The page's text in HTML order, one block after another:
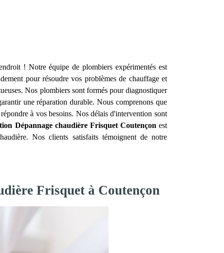
! Notre équipe de plombiers expérimentés est
pour résoudre vos problèmes de chauffage et
Nos plombiers sont formés pour diagnostiquer
une réparation durable. Nous comprenons que
à vos besoins. Nos délais d'intervention sont
Dépannage chaudière Frisquet Coutençon est
Nos clients satisfaits témoignent de notre
Frisquet à Coutençon